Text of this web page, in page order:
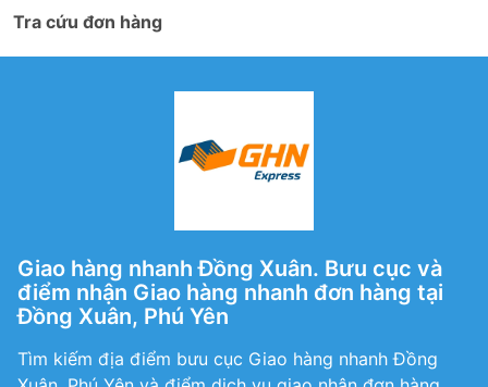
Tra cứu đơn hàng
Giao hàng nhanh Đồng Xuân. Bưu cục và
điểm nhận Giao hàng nhanh đơn hàng tại
Đồng Xuân, Phú Yên
Tìm kiếm địa điểm bưu cục Giao hàng nhanh Đồng